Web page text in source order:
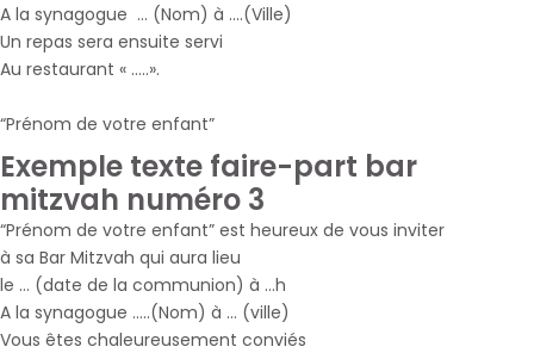
A la synagogue … (Nom) à ….(Ville)
Un repas sera ensuite servi
Au restaurant « …..».
“Prénom de votre enfant”
Exemple texte faire-part bar
mitzvah numéro 3
“Prénom de votre enfant” est heureux de vous inviter
à sa Bar Mitzvah qui aura lieu
le … (date de la communion) à …h
A la synagogue …..(Nom) à … (ville)
Vous êtes chaleureusement conviés